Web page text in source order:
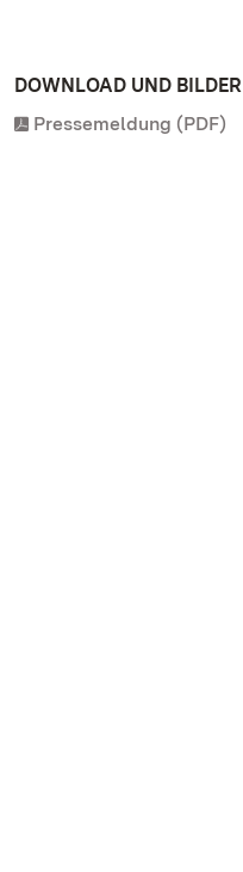
DOWNLOAD UND BILDER
Pressemeldung (PDF)